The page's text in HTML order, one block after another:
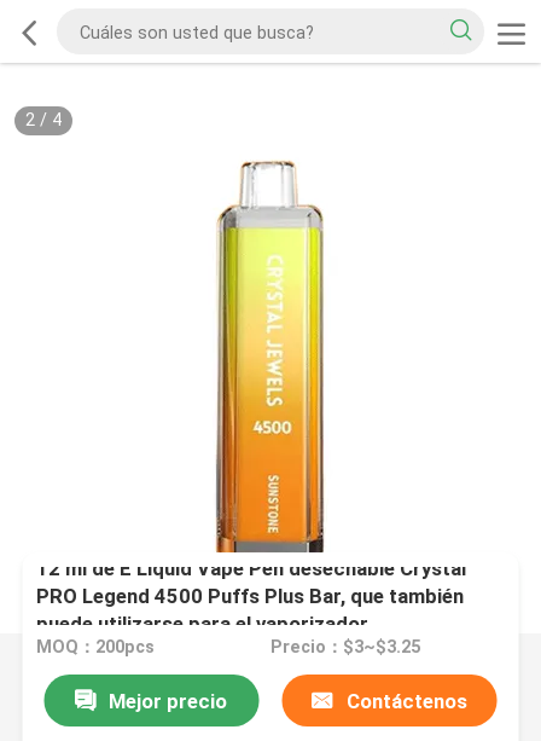
2/ 4
12 ml de E Liquid Vape Pen desechable Crystal
PRO Legend 4500 Puffs Plus Bar, que también
puede utilizarse para el vaporizador
MOQ：200pcs Precio：$3~$3.25
Mejor precio Contáctenos